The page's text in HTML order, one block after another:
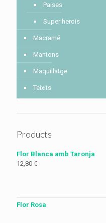
Paises
Super herois
Macramé
Mantons
Maquillatge
Teixits
Products
Flor Blanca amb Taronja
12,80 €
Flor Rosa